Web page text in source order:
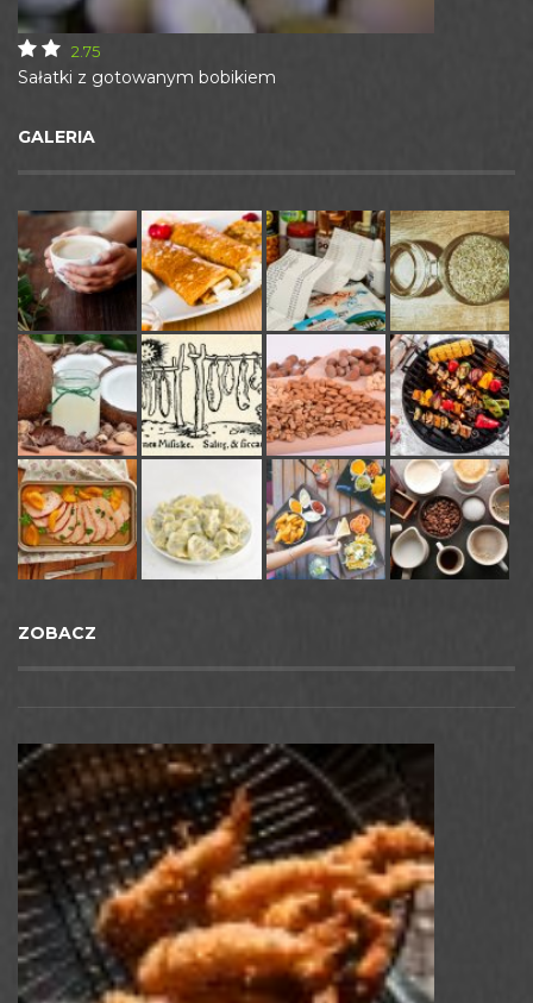
Sałatki z gotowanym bobikiem
2.75
GALERIA
ZOBACZ